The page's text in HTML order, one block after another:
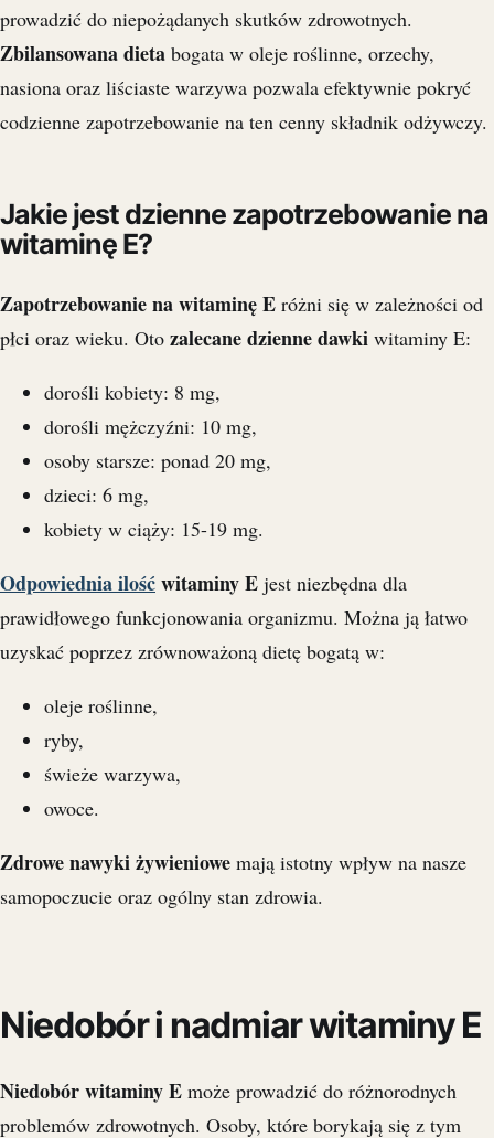
prowadzić do niepożądanych skutków zdrowotnych.
Zbilansowana dieta bogata w oleje roślinne, orzechy,
nasiona oraz liściaste warzywa pozwala efektywnie pokryć
codzienne zapotrzebowanie na ten cenny składnik odżywczy.
Jakie jest dzienne zapotrzebowanie na
witaminę E?
Zapotrzebowanie na witaminę E różni się w zależności od
płci oraz wieku. Oto zalecane dzienne dawki witaminy E:
dorośli kobiety: 8 mg,
dorośli mężczyźni: 10 mg,
osoby starsze: ponad 20 mg,
dzieci: 6 mg,
kobiety w ciąży: 15-19 mg.
Odpowiednia ilośćwitaminy E jest niezbędna dla
prawidłowego funkcjonowania organizmu. Można ją łatwo
uzyskać poprzez zrównoważoną dietę bogatą w:
oleje roślinne,
ryby,
świeże warzywa,
owoce.
Zdrowe nawyki żywieniowe mają istotny wpływ na nasze
samopoczucie oraz ogólny stan zdrowia.
Niedobór i nadmiar witaminy E
Niedobór witaminy E może prowadzić do różnorodnych
problemów zdrowotnych. Osoby, które borykają się z tym